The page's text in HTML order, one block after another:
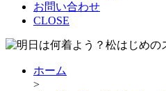
お問い合わせ
CLOSE
ホーム
>